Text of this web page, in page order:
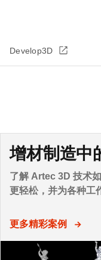
Develop3D
增材制造中
了解 Artec 3D 技术
更轻松，并为各种工
更多精彩案例